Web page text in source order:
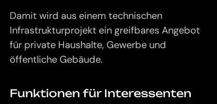
Damit wird aus einem technischen
Infrastrukturprojekt ein greifbares Angebot
für private Haushalte, Gewerbe und
öffentliche Gebäude.
Funktionen für Interessenten